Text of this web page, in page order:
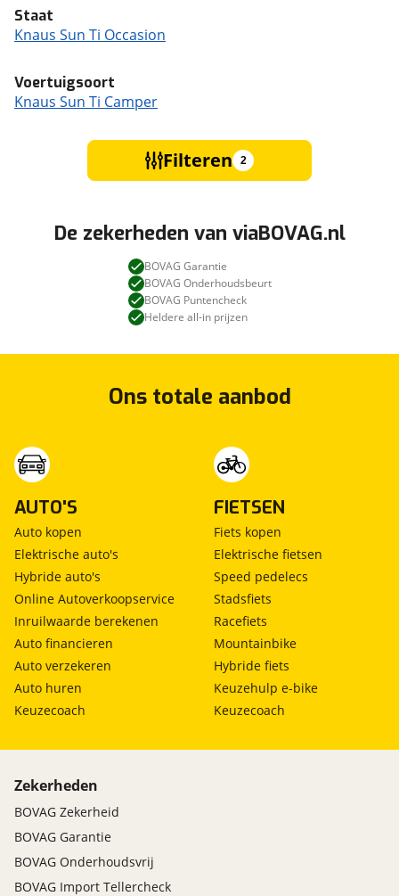
Staat
Knaus Sun Ti Occasion
Voertuigsoort
Knaus Sun Ti Camper
Filteren 2
De zekerheden van viaBOVAG.nl
BOVAG Garantie
BOVAG Onderhoudsbeurt
BOVAG Puntencheck
Heldere all-in prijzen
Ons totale aanbod
AUTO'S
Auto kopen
Elektrische auto's
Hybride auto's
Online Autoverkoopservice
Inruilwaarde berekenen
Auto financieren
Auto verzekeren
Auto huren
Keuzecoach
FIETSEN
Fiets kopen
Elektrische fietsen
Speed pedelecs
Stadsfiets
Racefiets
Mountainbike
Hybride fiets
Keuzehulp e-bike
Keuzecoach
Zekerheden
BOVAG Zekerheid
BOVAG Garantie
BOVAG Onderhoudsvrij
BOVAG Import Tellercheck